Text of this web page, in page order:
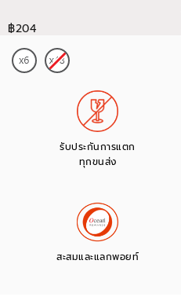
฿204
รับประกันการแตก
ทุกขนส่ง
สะสมและแลกพอยท์